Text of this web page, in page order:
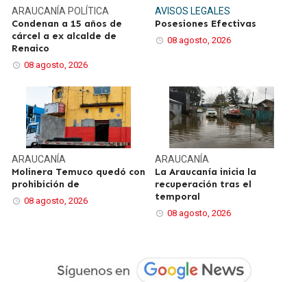
ARAUCANÍA POLÍTICA
Condenan a 15 años de
cárcel a ex alcalde de
Renaico
08 agosto, 2026
AVISOS LEGALES
Posesiones Efectivas
08 agosto, 2026
ARAUCANÍA
Molinera Temuco quedó con
prohibición de
08 agosto, 2026
ARAUCANÍA
La Araucanía inicia la
recuperación tras el
temporal
08 agosto, 2026